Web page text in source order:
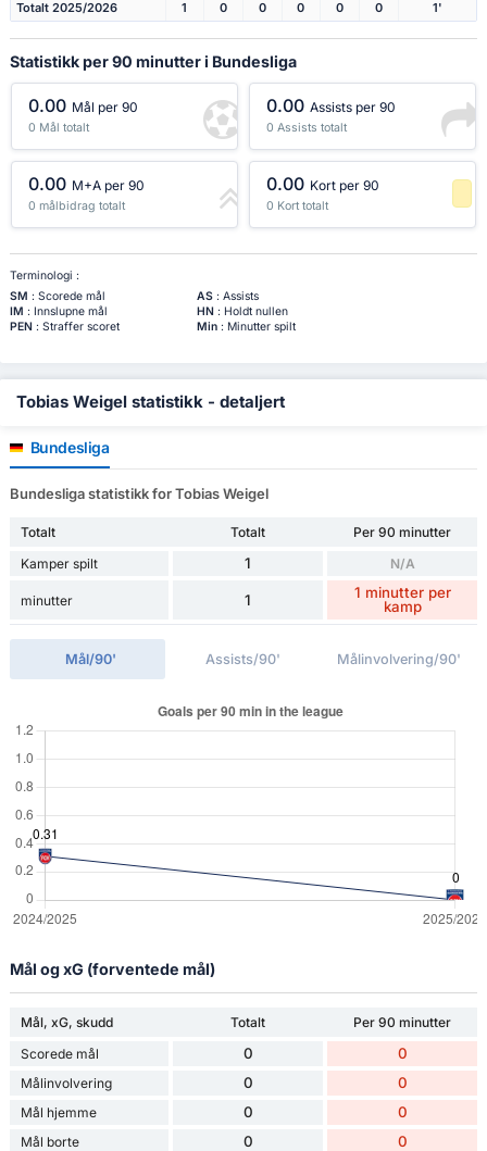
Totalt 2025/2026 1 0 0 0 0 0 1'
Statistikk per 90 minutter i Bundesliga
0.00 Mål per 90
0 Mål totalt
0.00 Assists per 90
0 Assists totalt
0.00 M+A per 90
0 målbidrag totalt
0.00 Kort per 90
0 Kort totalt
Terminologi :
SM : Scorede mål AS: Assists
IM : Innslupne mål HN : Holdt nullen
PEN : Straffer scoret Min: Minutter spilt
Tobias Weigel statistikk - detaljert
Bundesliga
Bundesliga statistikk for Tobias Weigel
Totalt Totalt
Per 90 minutter
Kamper spilt
1 N/A
minutter 1
1 minutter per
kamp
Mål/90' Assists/90' Målinvolvering/90'
Mål og xG (forventede mål)
Mål, xG, skudd Totalt
Per 90 minutter
Scorede mål
0 0
Målinvolvering 0 0
Mål hjemme 0 0
Mål borte 0 0